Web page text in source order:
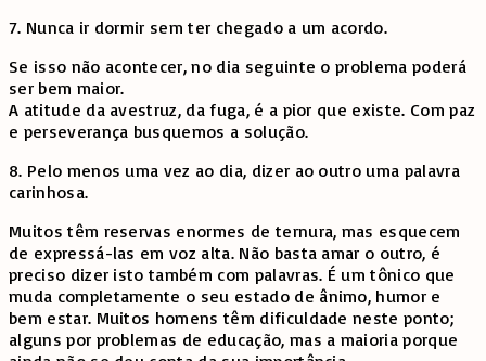
7. Nunca ir dormir sem ter chegado a um acordo.
Se isso não acontecer, no dia seguinte o problema poderá
ser bem maior.
A atitude da avestruz, da fuga, é a pior que existe. Com paz
e perseverança busquemos a solução.
8. Pelo menos uma vez ao dia, dizer ao outro uma palavra
carinhosa.
Muitos têm reservas enormes de ternura, mas esquecem
de expressá-las em voz alta. Não basta amar o outro, é
preciso dizer isto também com palavras. É um tônico que
muda completamente o seu estado de ânimo, humor e
bem estar. Muitos homens têm dificuldade neste ponto;
alguns por problemas de educação, mas a maioria porque